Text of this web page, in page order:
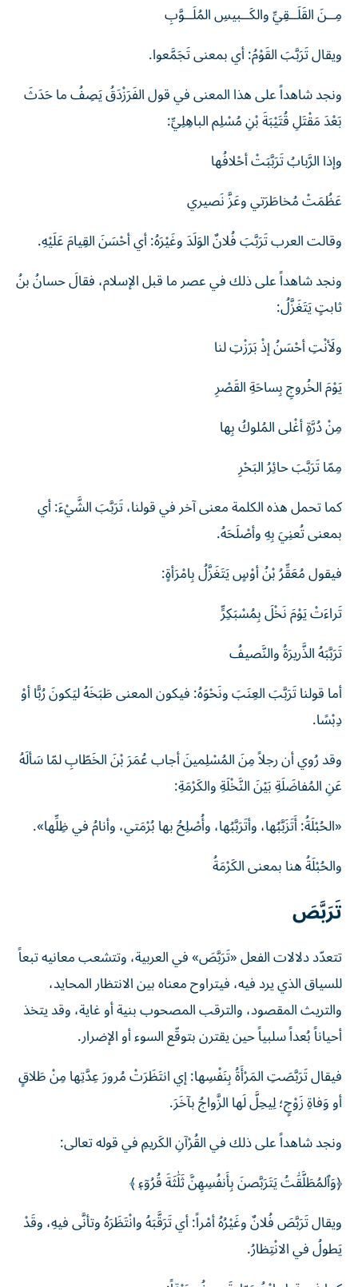
مِــنَ القَلَــقِيِّ والكَــبيسِ المُلَــوَّبِ
ويقال تَرَبَّبَ القَوْمُ: أي بمعنى تَجَمَّعوا.
ونجد شاهداً على هذا المعنى في قول الفَرَزْدَقُ يَصِفُ ما حَدَثَ
بَعْدَ مَقْتَلِ قُتَيْبَةَ بْنِ مُسْلِم الباهِلِيِّ:
وإذا الرَّبابُ تَرَبَّبَتْ أحْلافُها
عَظُمَتْ مُخاطَرَتي وعَزَّ نَصيري
وقالت العرب تَرَبَّبَ فُلانٌ الوَلَدَ وغَيْرَهُ: أي أحْسَنَ القِيامَ عَلَيْهِ.
ونجد شاهداً على ذلك في عصر ما قبل الإسلام، فقالَ حسانُ بنُ
ثابتٍ يَتَغَزَّلُ:
ولَأنْتِ أحْسَنُ إذْ بَرَزْتِ لنا
يَوْمَ الخُروجِ بِساحَةِ القَصْرِ
مِنْ دُرَّةٍ أغْلى المُلوكُ بِها
مِمّا تَرَبَّبَ حائِرُ البَحْرِ
كما تحمل هذه الكلمة معنى آخر في قولنا، تَرَبَّبَ الشَّيْءَ: أي
بمعنى تُعنِيَ بِهِ وأصْلَحَهُ.
فيقول مُعَقِّرُ بْنُ أوْسٍ يَتَغَزَّلُ بِامْرَأةٍ:
تَراءَتْ يَوْمَ نَخْلَ بِمُسْبَكِرٍّ
تَرَبَّبَهُ الذَّريرَةُ والنَّصيفُ
أما قولنا تَرَبَّبَ العِنَبَ ونَحْوَهُ: فيكون المعنى طَبَخَهُ ليَكونَ رُبًّا أوْ
دِبْسًا.
وقد رُوي أن رجلاً مِنَ المُسْلِمينَ أجاب عُمَرَ بْنَ الخَطّابِ لمّا سَألَهُ
عَنِ المُفاضَلَةِ بَيْنَ النَّخْلَةِ والكَرْمَةِ:
«الحُبْلَةُ: أَتَزَبَّبُها، وأتَرَبَّبُها، وأُصْلِحُ بها بُرْمَتي، وأنامُ في ظِلِّها».
والحُبْلَةُ هنا بمعنى الكَرْمَةُ
تَرَبَّصَ
تتعدّد دلالات الفعل «تَرَبَّصَ» في العربية، وتتشعب معانيه تبعاً
للسياق الذي يرد فيه، فيتراوح معناه بين الانتظار المحايد،
والتريث المقصود، والترقب المصحوب بنية أو غاية، وقد يتخذ
أحياناً بُعداً سلبياً حين يقترن بتوقّع السوء أو الإضرار.
فيقال تَرَبَّصَتِ المَرْأَةُ بِنَفْسِها: إي انتَظَرَتْ مُرورَ عِدَّتِها مِنْ طَلاقٍ
أو وَفاةِ زَوْجٍ؛ لِيحِلَّ لَها الزَّواجُ بآخَرَ.
ونجد شاهداً على ذلك في القُرْآنِ الكَريمِ في قوله تعالى:
﴿‌وَٱلمُطَلَّقَٰتُ ‌يَتَرَبَّصنَ ‌بِأَنفُسِهِنَّ ثَلَٰثَةَ قُرُوٓءٖ ﴾
ويقال تَرَبَّصَ فُلانٌ وغَيْرُهُ أمْراً: أي تَرَقَّبَهُ وانْتَظَرَهُ وتأنَّى فيهِ، وقَدْ
يَطولُ في الانْتِظارُ.